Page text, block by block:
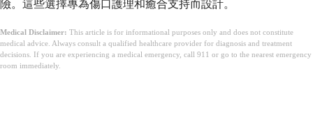
險。這些選擇專為傷口護理和癒合支持而設計。
Medical Disclaimer: This article is for informational purposes only and does not constitute
medical advice. Always consult a qualified healthcare provider for diagnosis and treatment
decisions. If you are experiencing a medical emergency, call 911 or go to the nearest emergency
room immediately.